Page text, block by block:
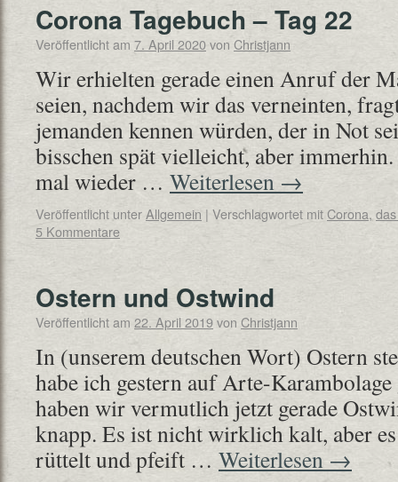
Corona Tagebuch – Tag 22
Veröffentlicht am 7. April 2020von Christjann
Wir erhielten gerade einen Anruf der
seien, nachdem wir das verneinten,
jemanden kennen würden, der in Not
bisschen spät vielleicht, aber
mal wieder … Weiterlesen →
Veröffentlicht unter Allgemein | Verschlagwortet mitCorona,
5 Kommentare
Ostern und Ostwind
Veröffentlicht am 22. April 2019von Christjann
In (unserem deutschen Wort) Ostern
habe ich gestern auf Arte-Karambolage
haben wir vermutlich jetzt gerade
knapp. Es ist nicht wirklich kalt, aber
rüttelt und pfeift … Weiterlesen→